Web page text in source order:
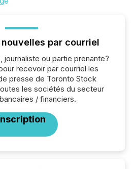
par courriel
journaliste ou partie prenante?
recevoir par courriel les
presse de Toronto Stock
les sociétés du secteur
/ financiers.